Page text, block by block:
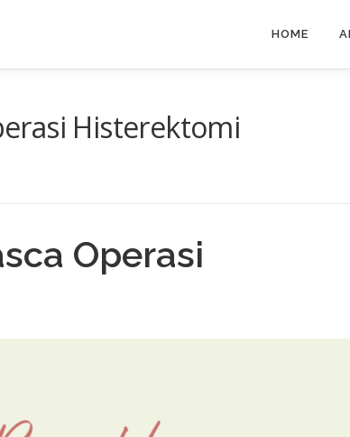
HOME
Histerektomi
Operasi